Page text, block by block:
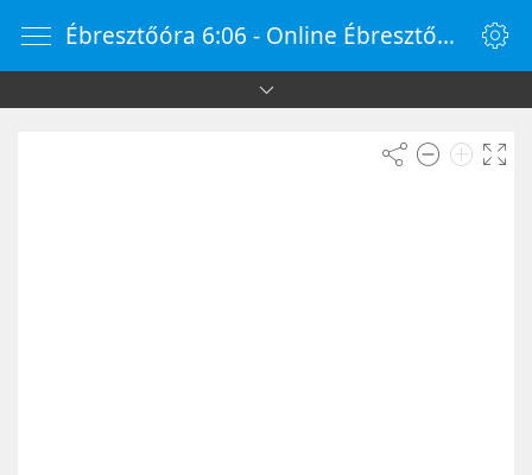
Ébresztőóra 6:06 - Online Ébresztőóra